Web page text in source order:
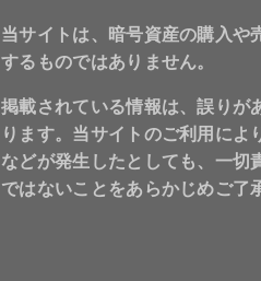
当サイトは、暗号資産の購入や
するものではありません。
掲載されている情報は、誤りが
ります。当サイトのご利用によ
などが発生したとしても、一切
ではないことをあらかじめご了